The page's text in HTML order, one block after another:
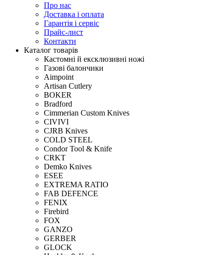
Про нас
Доставка і оплата
Гарантія і сервіс
Прайс-лист
Контакти
Каталог товарів
Кастомні й ексклюзивні ножі
Газові балончики
Aimpoint
Artisan Cutlery
BOKER
Bradford
Cimmerian Custom Knives
CIVIVI
CJRB Knives
COLD STEEL
Condor Tool & Knife
CRKT
Demko Knives
ESEE
EXTREMA RATIO
FAB DEFENCE
FENIX
Firebird
FOX
GANZO
GERBER
GLOCK